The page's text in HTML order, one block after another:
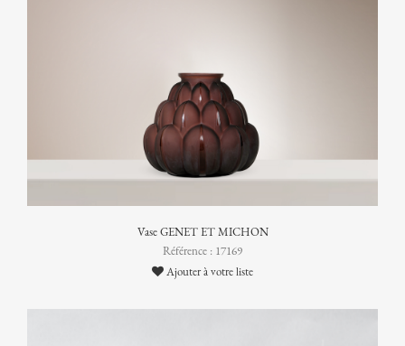
Vase GENET ET MICHON
Référence : 17169
Ajouter à votre liste